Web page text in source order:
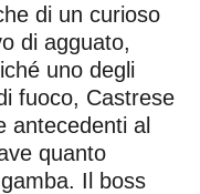
di un curioso
di agguato,
uno degli
fuoco, Castrese
antecedenti al
quanto
Il boss